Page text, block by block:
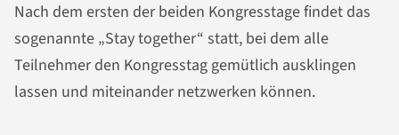
Nach dem ersten der beiden Kongresstage findet das
sogenannte „Stay together“ statt, bei dem alle
Teilnehmer den Kongresstag gemütlich ausklingen
lassen und miteinander netzwerken können.